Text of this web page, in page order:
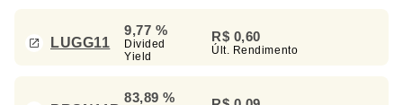
LUGG11
9,77 %
Divided
Yield
R$ 0,60
Últ. Rendimento
83,89 %